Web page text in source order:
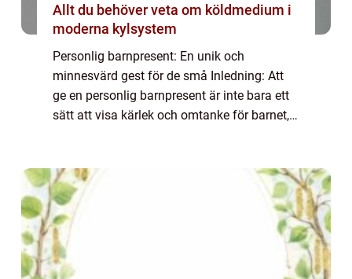
Allt du behöver veta om köldmedium i
moderna kylsystem
Personlig barnpresent: En unik och
minnesvärd gest för de små Inledning: Att
ge en personlig barnpresent är inte bara ett
sätt att visa kärlek och omtanke för barnet,